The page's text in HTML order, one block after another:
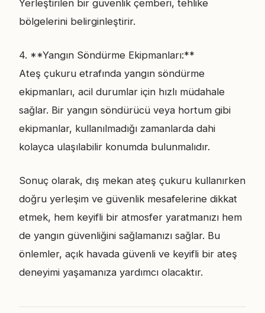
Yerleştirilen bir güvenlik çemberi, tehlike
bölgelerini belirginleştirir.
4. **Yangın Söndürme Ekipmanları:**
Ateş çukuru etrafında yangın söndürme
ekipmanları, acil durumlar için hızlı müdahale
sağlar. Bir yangın söndürücü veya hortum gibi
ekipmanlar, kullanılmadığı zamanlarda dahi
kolayca ulaşılabilir konumda bulunmalıdır.
Sonuç olarak, dış mekan ateş çukuru kullanırken
doğru yerleşim ve güvenlik mesafelerine dikkat
etmek, hem keyifli bir atmosfer yaratmanızı hem
de yangın güvenliğini sağlamanızı sağlar. Bu
önlemler, açık havada güvenli ve keyifli bir ateş
deneyimi yaşamanıza yardımcı olacaktır.